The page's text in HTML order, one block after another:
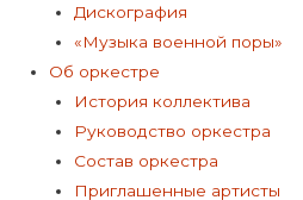
Дискография
«Музыка военной поры»
Об оркестре
История коллектива
Руководство оркестра
Состав оркестра
Приглашенные артисты